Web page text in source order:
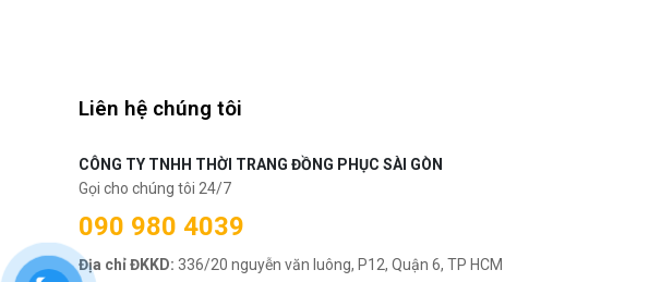
Liên hệ chúng tôi
CÔNG TY TNHH THỜI TRANG ĐỒNG PHỤC SÀI GÒN
Gọi cho chúng tôi 24/7
090 980 4039
Địa chỉ ĐKKD: 336/20 nguyễn văn luông, P12, Quận 6, TP HCM